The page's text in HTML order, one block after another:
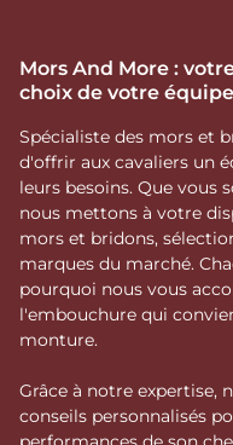
Mors And More :
choix de votre
Spécialiste des mors et
d'offrir aux cavaliers un
leurs besoins. Que vous
nous mettons à votre
mors et bridons,
marques du marché.
pourquoi nous vous
l'embouchure qui
monture.
Grâce à notre expertise,
conseils personnalisés